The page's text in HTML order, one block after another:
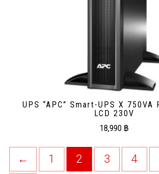
UPS “APC” Smart-UPS X 750VA
LCD 230V
18,990 ฿
← 1 2 3 4